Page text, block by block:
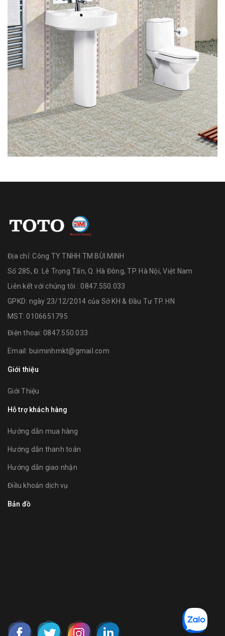
Địa chỉ:Công TY TNHH TM BÙI MINH
Số 285, Đ. Lê Trọng Tấn, Q. Hà Đông, TP. Hà Nội, Việt Nam
Liên kết với chúng tôi : 0847.550.033
GPKD: ngày 23/12/2014 của Sở KH & Đầu Tư TP. HN
MST: 0106651795
Điện thoại: 0847.550.033
Email: buiminhmkt@gmail.com
Giới thiệu
Giới Thiệu
Hỗ trợ khách hàng
Hướng dẫn mua hàng
Hướng dẫn thanh toán
Hướng dẫn giao nhận
Điều khoản dịch vụ
Bản đồ